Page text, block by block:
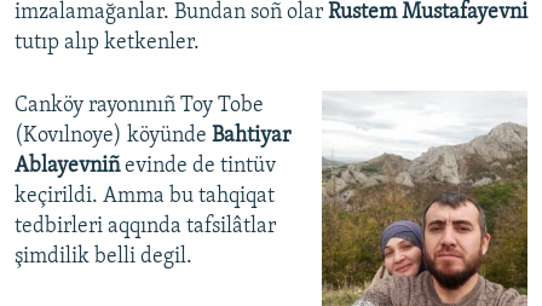
imzalamağanlar. Bundan soñ olar Rustem Mustafayevni
tutıp alıp ketkenler.
Canköy rayonınıñ Toy Tobe
(Kovılnoye) köyünde Bahtiyar
Ablayevniñevinde de tintüv
keçirildi. Amma bu tahqiqat
tedbirleri aqqında tafsilâtlar
şimdilik belli degil.